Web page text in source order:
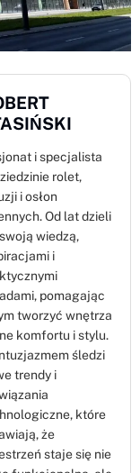
i specjalista
rolet,
i osłon
Od lat dzieli
wiedzą,
i
pomagając
tworzyć wnętrza
komfortu i stylu.
śledzi
trendy i
które
że
staje się nie